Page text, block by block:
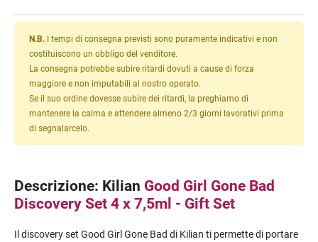
N.B. I tempi di consegna previsti sono puramente indicativi e non
costituiscono un obbligo del venditore.
La consegna potrebbe subire ritardi dovuti a cause di forza
maggiore e non imputabili al nostro operato.
Se il suo ordine dovesse subire dei ritardi, la preghiamo di
mantenere la calma e attendere almeno 2/3 giorni lavorativi prima
di segnalarcelo.
Descrizione: Kilian Good Girl Gone Bad
Discovery Set 4 x 7,5ml - Gift Set
Il discovery set Good Girl Gone Bad di Kilian ti permette di portare